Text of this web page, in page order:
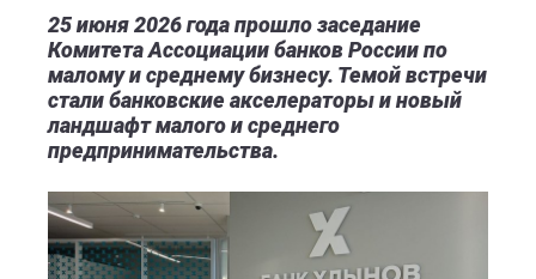
25 июня 2026 года прошло заседание
Комитета Ассоциации банков России по
малому и среднему бизнесу. Темой встречи
стали банковские акселераторы и новый
ландшафт малого и среднего
предпринимательства.